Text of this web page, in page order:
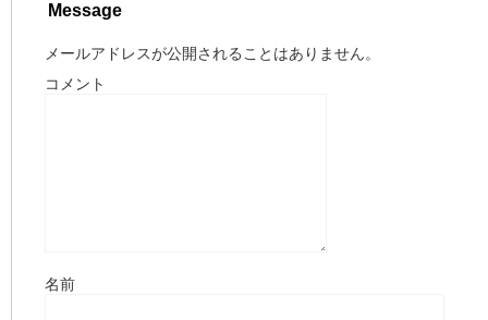
Message
メールアドレスが公開されることはありません。
コメント
名前